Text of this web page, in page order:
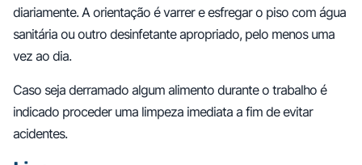
diariamente. A orientação é varrer e esfregar o piso com água
sanitária ou outro desinfetante apropriado, pelo menos uma
vez ao dia.
Caso seja derramado algum alimento durante o trabalho é
indicado proceder uma limpeza imediata a fim de evitar
acidentes.